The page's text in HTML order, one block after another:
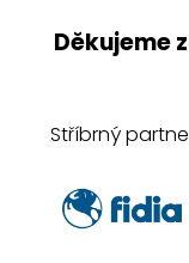
Děkujeme
Stříbrný